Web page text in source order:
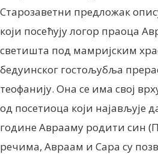
Старозаветни предложак
који посећују логор праоца
светишта под мамријским
бедуинског гостољубља
теофанију. Она се има свој
од посетиоца који најављује
године Аврааму родити син
речима, Авраам и Сара су